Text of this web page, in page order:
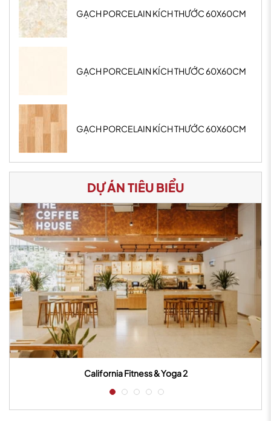
GẠCH PORCELAIN KÍCH THƯỚC 60X60CM
GẠCH PORCELAIN KÍCH THƯỚC 60X60CM
GẠCH PORCELAIN KÍCH THƯỚC 60X60CM
DỰ ÁN TIÊU BIỂU